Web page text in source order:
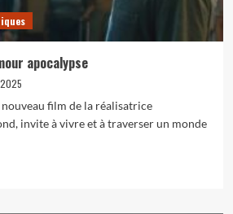
apocalypse
film de la réalisatrice
invite à vivre et à traverser un monde